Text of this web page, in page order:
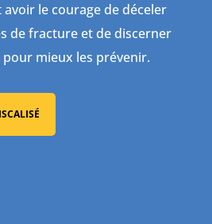
le courage de déceler
de fracture et de discerner
mieux les prévenir.